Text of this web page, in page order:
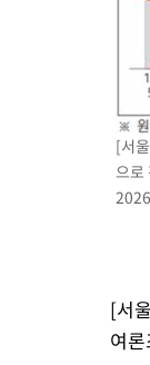
[속보]7~9
"韓 외환시
'월드컵 탈
서울 낮
[속보]종합
[속보]코
손흥민, 5
내일까지
[서
으로
[서
여